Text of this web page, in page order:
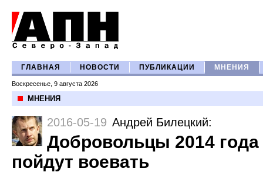
ГЛАВНАЯ НОВОСТИ ПУБЛИКАЦИИ МНЕНИЯ
Воскресенье, 9 августа 2026
МНЕНИЯ
2016-05-19 Андрей Билецкий:
Добровольцы 2014 года
пойдут воевать